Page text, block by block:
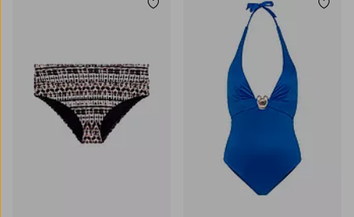
Tilføj til favoritter